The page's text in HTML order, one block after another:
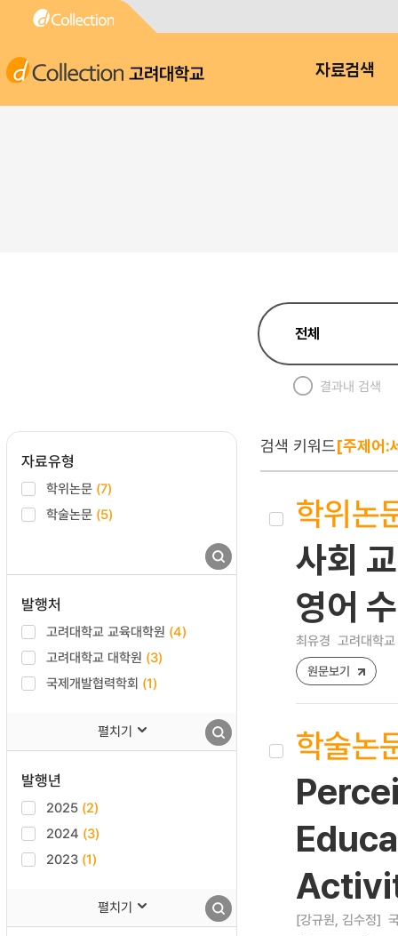
고려대학교 자료검색
결과내 검색
자료유형
학위논문 (7)
학술논문 (5)
발행처
고려대학교 교육대학원 (4)
고려대학교 대학원 (3)
국제개발협력학회 (1)
펼치기
발행년
2025 (2)
2024 (3)
2023 (1)
펼치기
검색 키워드[주제어:
학위논
사회
영어
최유경 고려대학
원문보기
학술논
[강규원, 김수정]